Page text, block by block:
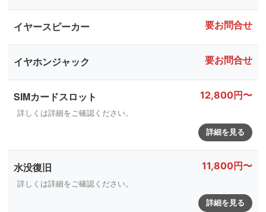
イヤースピーカー 要お問合せ
イヤホンジャック 要お問合せ
SIMカードスロット 12,800円〜
詳しくは詳細をご確認ください。
詳細を見る
水没復旧 11,800円〜
詳しくは詳細をご確認ください。
詳細を見る